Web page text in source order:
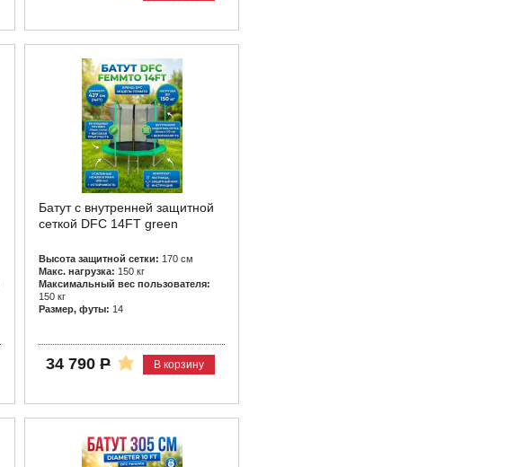
Батут с внутренней защитной
сеткой DFC 14FT green
Высота защитной сетки: 170 см
Макс. нагрузка: 150 кг
Максимальный вес пользователя:
150 кг
Размер, футы: 14
34 790Р В корзину